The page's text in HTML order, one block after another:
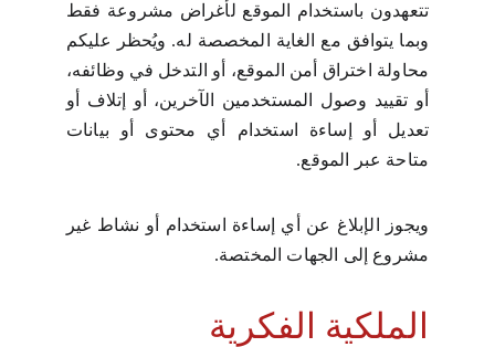
تتعهدون باستخدام الموقع لأغراض مشروعة فقط
وبما يتوافق مع الغاية المخصصة له. ويُحظر عليكم
محاولة اختراق أمن الموقع، أو التدخل في وظائفه،
أو تقييد وصول المستخدمين الآخرين، أو إتلاف أو
تعديل أو إساءة استخدام أي محتوى أو بيانات
متاحة عبر الموقع.
ويجوز الإبلاغ عن أي إساءة استخدام أو نشاط غير
مشروع إلى الجهات المختصة.
الملكية الفكرية